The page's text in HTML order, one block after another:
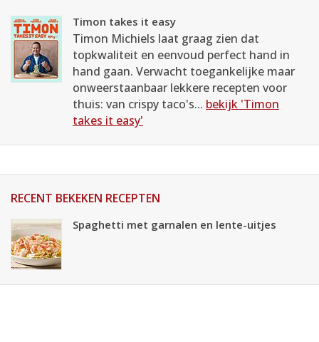
Timon takes it easy
Timon Michiels laat graag zien dat
topkwaliteit en eenvoud perfect hand in
hand gaan. Verwacht toegankelijke maar
onweerstaanbaar lekkere recepten voor
thuis: van crispy taco's... bekijk 'Timon
takes it easy'
RECENT BEKEKEN RECEPTEN
Spaghetti met garnalen en lente-uitjes